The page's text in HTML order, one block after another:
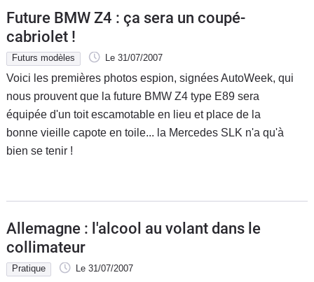
Future BMW Z4 : ça sera un coupé-
cabriolet !
Futurs modèles Le 31/07/2007
Voici les premières photos espion, signées AutoWeek, qui
nous prouvent que la future BMW Z4 type E89 sera
équipée d'un toit escamotable en lieu et place de la
bonne vieille capote en toile... la Mercedes SLK n'a qu'à
bien se tenir !
Allemagne : l'alcool au volant dans le
collimateur
Pratique Le 31/07/2007